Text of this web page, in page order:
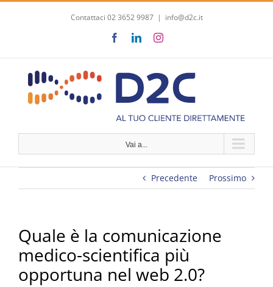
Salta
Contattaci 02 3652 9987 | info@d2c.it
FacebookLinkedInInstagram
Vai a...
Precedente Prossimo
Quale è la comunicazione
medico-scientifica più
opportuna nel web 2.0?